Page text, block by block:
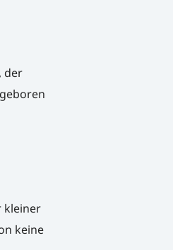
der
kleiner
keine